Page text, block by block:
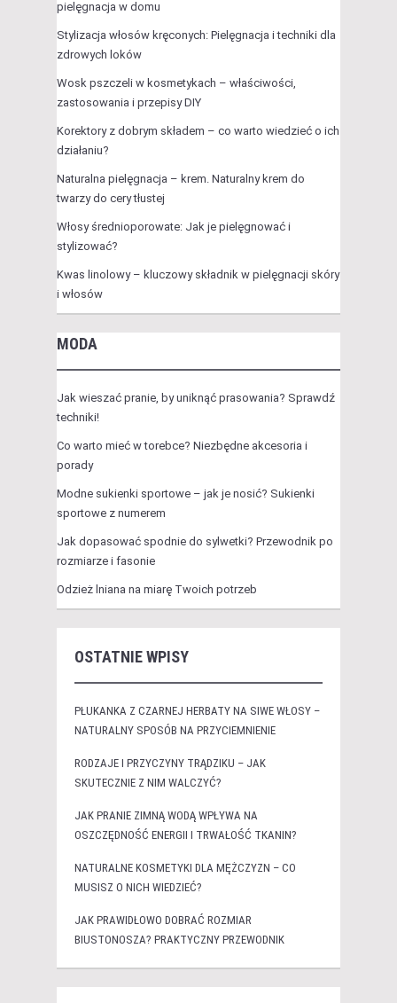
pielęgnacja w domu
Stylizacja włosów kręconych: Pielęgnacja i techniki dla
zdrowych loków
Wosk pszczeli w kosmetykach – właściwości,
zastosowania i przepisy DIY
Korektory z dobrym składem – co warto wiedzieć o ich
działaniu?
Naturalna pielęgnacja – krem. Naturalny krem do
twarzy do cery tłustej
Włosy średnioporowate: Jak je pielęgnować i
stylizować?
Kwas linolowy – kluczowy składnik w pielęgnacji skóry
i włosów
MODA
Jak wieszać pranie, by uniknąć prasowania? Sprawdź
techniki!
Co warto mieć w torebce? Niezbędne akcesoria i
porady
Modne sukienki sportowe – jak je nosić? Sukienki
sportowe z numerem
Jak dopasować spodnie do sylwetki? Przewodnik po
rozmiarze i fasonie
Odzież lniana na miarę Twoich potrzeb
OSTATNIE WPISY
PŁUKANKA Z CZARNEJ HERBATY NA SIWE WŁOSY –
NATURALNY SPOSÓB NA PRZYCIEMNIENIE
RODZAJE I PRZYCZYNY TRĄDZIKU – JAK
SKUTECZNIE Z NIM WALCZYĆ?
JAK PRANIE ZIMNĄ WODĄ WPŁYWA NA
OSZCZĘDNOŚĆ ENERGII I TRWAŁOŚĆ TKANIN?
NATURALNE KOSMETYKI DLA MĘŻCZYZN – CO
MUSISZ O NICH WIEDZIEĆ?
JAK PRAWIDŁOWO DOBRAĆ ROZMIAR
BIUSTONOSZA? PRAKTYCZNY PRZEWODNIK